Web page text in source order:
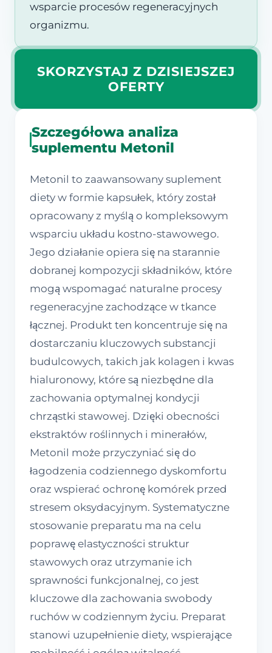
wsparcie procesów regeneracyjnych
organizmu.
SKORZYSTAJ Z DZISIEJSZEJ
OFERTY
Szczegółowa analiza
suplementu Metonil
Metonil to zaawansowany suplement
diety w formie kapsułek, który został
opracowany z myślą o kompleksowym
wsparciu układu kostno-stawowego.
Jego działanie opiera się na starannie
dobranej kompozycji składników, które
mogą wspomagać naturalne procesy
regeneracyjne zachodzące w tkance
łącznej. Produkt ten koncentruje się na
dostarczaniu kluczowych substancji
budulcowych, takich jak kolagen i kwas
hialuronowy, które są niezbędne dla
zachowania optymalnej kondycji
chrząstki stawowej. Dzięki obecności
ekstraktów roślinnych i minerałów,
Metonil może przyczyniać się do
łagodzenia codziennego dyskomfortu
oraz wspierać ochronę komórek przed
stresem oksydacyjnym. Systematyczne
stosowanie preparatu ma na celu
poprawę elastyczności struktur
stawowych oraz utrzymanie ich
sprawności funkcjonalnej, co jest
kluczowe dla zachowania swobody
ruchów w codziennym życiu. Preparat
stanowi uzupełnienie diety, wspierające